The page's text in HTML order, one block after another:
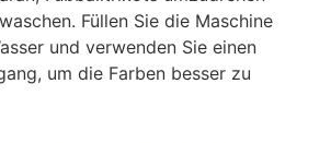
Füllen Sie die Maschine
und verwenden Sie einen
um die Farben besser zu